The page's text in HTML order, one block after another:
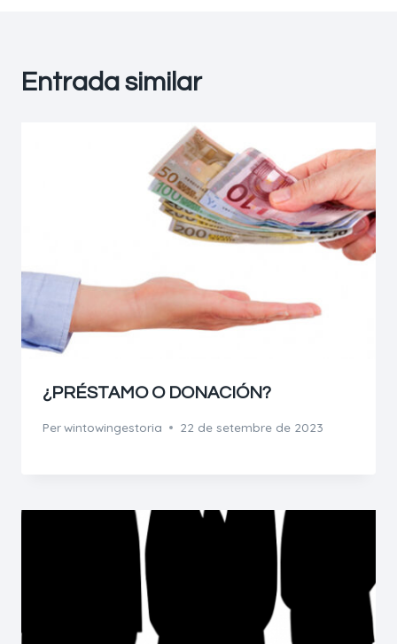
Entrada similar
¿PRÉSTAMO O DONACIÓN?
Perwintowingestoria 22 de setembre de 2023